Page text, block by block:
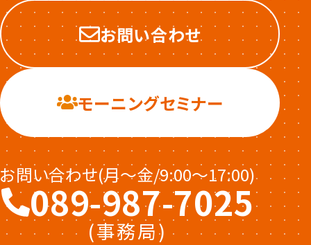
お問い合わせ
モーニングセミナー
お問い合わせ(月〜金/9:00〜17:00)
089-987-7025
(事務局)